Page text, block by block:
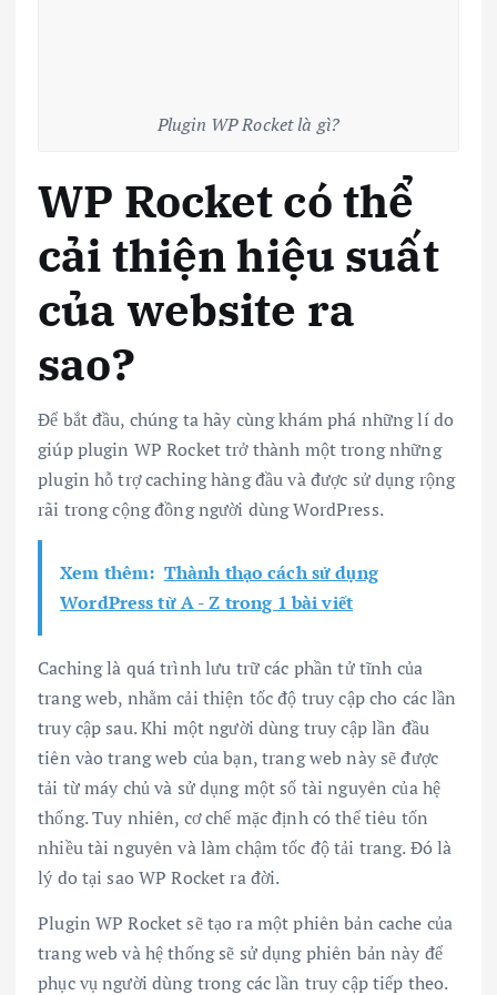
Plugin WP Rocket là gì?
WP Rocket có thể
cải thiện hiệu suất
của website ra
sao?
Để bắt đầu, chúng ta hãy cùng khám phá những lí do
giúp plugin WP Rocket trở thành một trong những
plugin hỗ trợ caching hàng đầu và được sử dụng rộng
rãi trong cộng đồng người dùng WordPress.
Xem thêm: Thành thạo cách sử dụng
WordPress từ A - Z trong 1 bài viết
Caching là quá trình lưu trữ các phần tử tĩnh của
trang web, nhằm cải thiện tốc độ truy cập cho các lần
truy cập sau. Khi một người dùng truy cập lần đầu
tiên vào trang web của bạn, trang web này sẽ được
tải từ máy chủ và sử dụng một số tài nguyên của hệ
thống. Tuy nhiên, cơ chế mặc định có thể tiêu tốn
nhiều tài nguyên và làm chậm tốc độ tải trang. Đó là
lý do tại sao WP Rocket ra đời.
Plugin WP Rocket sẽ tạo ra một phiên bản cache của
trang web và hệ thống sẽ sử dụng phiên bản này để
phục vụ người dùng trong các lần truy cập tiếp theo.